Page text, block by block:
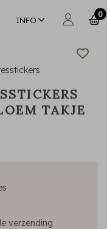
INFO
0
TAKJE
verzending